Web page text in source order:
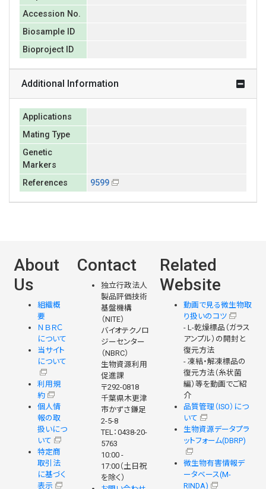
Accession No.
Biosample ID
Bioproject ID
Additional Information
Applications
Mating Type
Genetic
Markers
References
9599
About
Us
組織概
要
ＮＢＲＣ
について
当サイト
について
利用規
約
個人情
報の取
扱いにつ
いて
特定商
取引法
に基づく
表示
Contact
独立行政法人
製品評価技術
基盤機構
（NITE）
バイオテクノロ
ジーセンター
（NBRC）
生物資源利用
促進課
〒292-0818
千葉県木更津
市かずさ鎌足
2-5-8
TEL：0438-20-
5763
10:00 -
17:00（土日祝
を除く）
Related
Website
動画で見る微生物取
り扱いのコツ
- L-乾燥標品（ガラス
アンプル）の開封と
復元方法
- 凍結・解凍標品の
復元方法（糸状菌
編）等を動画でご紹
介
品質管理（ISO）につ
いて
生物資源データプラ
ットフォーム(DBRP)
微生物有害情報デ
ータベース(M-
RINDA)